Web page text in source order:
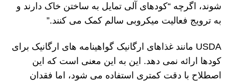
شوند، اگرچه “کودهای آلی تمایل به ساختن خاک دارند و
به ترویج فعالیت میکروبی سالم کمک می کنند.”
USDA مانند غذاهای ارگانیک گواهینامه های ارگانیک برای
کودها ارائه نمی دهد. این به این معنی است که این
اصطلاح با دقت کمتری استفاده می شود، اما فقدان